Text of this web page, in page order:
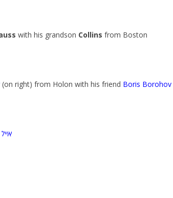
with his grandson Collins from Boston
(on right) from Holon with his friend Boris Borohov